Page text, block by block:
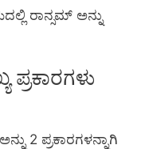
ರಾನ್ಸಮ್ ಅನ್ನು
ಪ್ರಕಾರಗಳು
2 ಪ್ರಕಾರಗಳನ್ನಾಗಿ